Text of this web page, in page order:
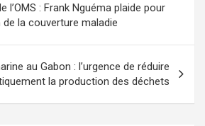
l’OMS : Frank Nguéma plaide pour
la couverture maladie
au Gabon : l’urgence de réduire
la production des déchets